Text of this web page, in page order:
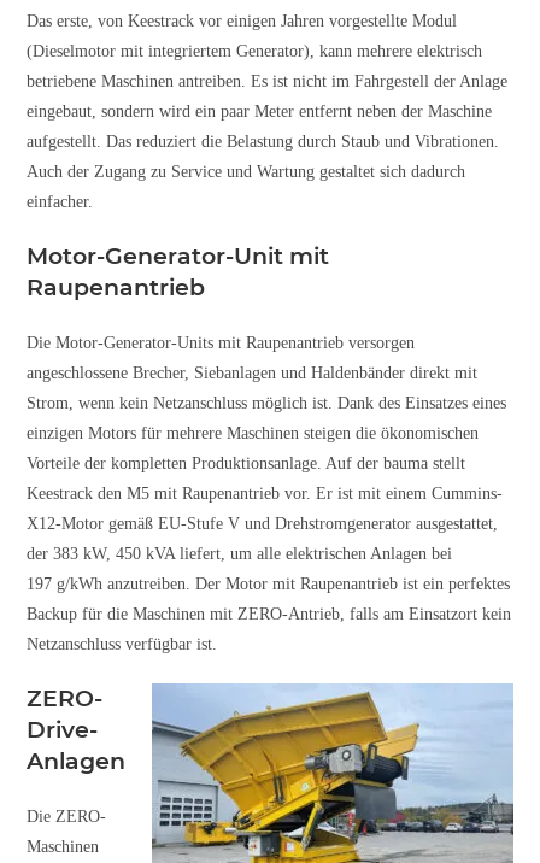
Das erste, von Keestrack vor einigen Jahren vorgestellte Modul
(Dieselmotor mit integriertem Generator), kann mehrere elektrisch
betriebene Maschinen antreiben. Es ist nicht im Fahrgestell der Anlage
eingebaut, sondern wird ein paar Meter entfernt neben der Maschine
aufgestellt. Das reduziert die Belastung durch Staub und Vibrationen.
Auch der Zugang zu Service und Wartung gestaltet sich dadurch
einfacher.
Motor-Generator-Unit mit
Raupenantrieb
Die Motor-Generator-Units mit Raupenantrieb versorgen
angeschlossene Brecher, Siebanlagen und Haldenbänder direkt mit
Strom, wenn kein Netzanschluss möglich ist. Dank des Einsatzes eines
einzigen Motors für mehrere Maschinen steigen die ökonomischen
Vorteile der kompletten Produktionsanlage. Auf der bauma stellt
Keestrack den M5 mit Raupenantrieb vor. Er ist mit einem Cummins-
X12-Motor gemäß EU-Stufe V und Drehstromgenerator ausgestattet,
der 383 kW, 450 kVA liefert, um alle elektrischen Anlagen bei
197 g/kWh anzutreiben. Der Motor mit Raupenantrieb ist ein perfektes
Backup für die Maschinen mit ZERO-Antrieb, falls am Einsatzort kein
Netzanschluss verfügbar ist.
ZERO-
Drive-
Anlagen
Die ZERO-
Maschinen